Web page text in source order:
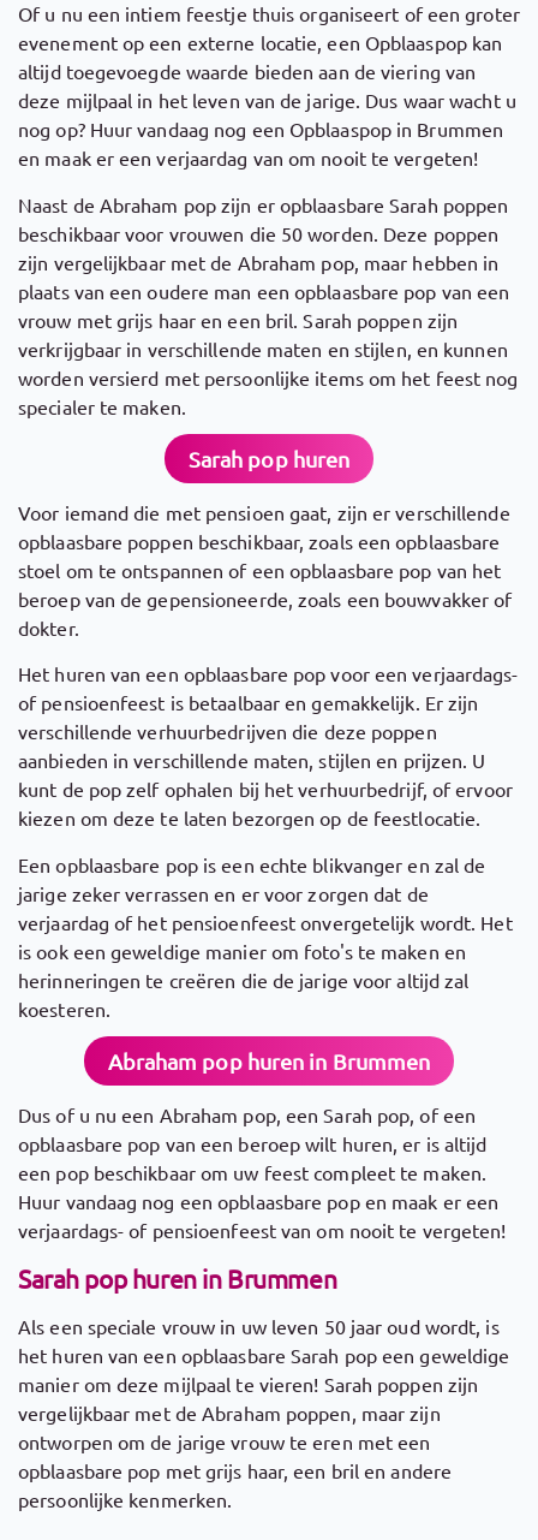
Of u nu een intiem feestje thuis organiseert of een groter
evenement op een externe locatie, een Opblaaspop kan
altijd toegevoegde waarde bieden aan de viering van
deze mijlpaal in het leven van de jarige. Dus waar wacht u
nog op? Huur vandaag nog een Opblaaspop in Brummen
en maak er een verjaardag van om nooit te vergeten!
Naast de Abraham pop zijn er opblaasbare Sarah poppen
beschikbaar voor vrouwen die 50 worden. Deze poppen
zijn vergelijkbaar met de Abraham pop, maar hebben in
plaats van een oudere man een opblaasbare pop van een
vrouw met grijs haar en een bril. Sarah poppen zijn
verkrijgbaar in verschillende maten en stijlen, en kunnen
worden versierd met persoonlijke items om het feest nog
specialer te maken.
Sarah pop huren
Voor iemand die met pensioen gaat, zijn er verschillende
opblaasbare poppen beschikbaar, zoals een opblaasbare
stoel om te ontspannen of een opblaasbare pop van het
beroep van de gepensioneerde, zoals een bouwvakker of
dokter.
Het huren van een opblaasbare pop voor een verjaardags-
of pensioenfeest is betaalbaar en gemakkelijk. Er zijn
verschillende verhuurbedrijven die deze poppen
aanbieden in verschillende maten, stijlen en prijzen. U
kunt de pop zelf ophalen bij het verhuurbedrijf, of ervoor
kiezen om deze te laten bezorgen op de feestlocatie.
Een opblaasbare pop is een echte blikvanger en zal de
jarige zeker verrassen en er voor zorgen dat de
verjaardag of het pensioenfeest onvergetelijk wordt. Het
is ook een geweldige manier om foto's te maken en
herinneringen te creëren die de jarige voor altijd zal
koesteren.
Abraham pop huren in Brummen
Dus of u nu een Abraham pop, een Sarah pop, of een
opblaasbare pop van een beroep wilt huren, er is altijd
een pop beschikbaar om uw feest compleet te maken.
Huur vandaag nog een opblaasbare pop en maak er een
verjaardags- of pensioenfeest van om nooit te vergeten!
Sarah pop huren in Brummen
Als een speciale vrouw in uw leven 50 jaar oud wordt, is
het huren van een opblaasbare Sarah pop een geweldige
manier om deze mijlpaal te vieren! Sarah poppen zijn
vergelijkbaar met de Abraham poppen, maar zijn
ontworpen om de jarige vrouw te eren met een
opblaasbare pop met grijs haar, een bril en andere
persoonlijke kenmerken.